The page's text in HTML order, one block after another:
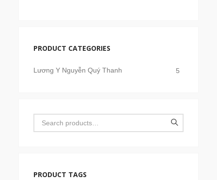
PRODUCT CATEGORIES
Lương Y Nguyễn Quý Thanh 5
PRODUCT TAGS